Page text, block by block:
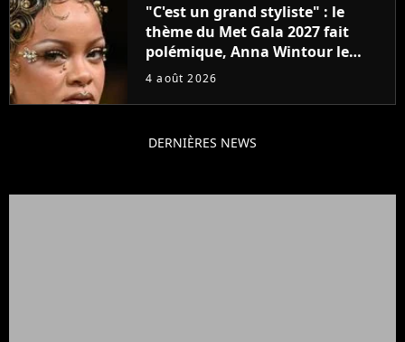
"C'est un grand styliste" : le
thème du Met Gala 2027 fait
polémique, Anna Wintour le
défend
4 août 2026
DERNIÈRES NEWS